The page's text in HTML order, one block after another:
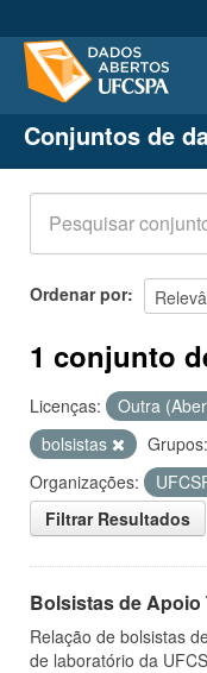
Conjuntos de dados
Organizações
Grupos
Sobre
Conjuntos de
Ordenar por
1 conjunto
Licenças: Outra
bolsistas
Grupos:
Organizações:
Filtrar Resultados
Bolsistas de Apoio
Relação de bolsistas
de laboratório da